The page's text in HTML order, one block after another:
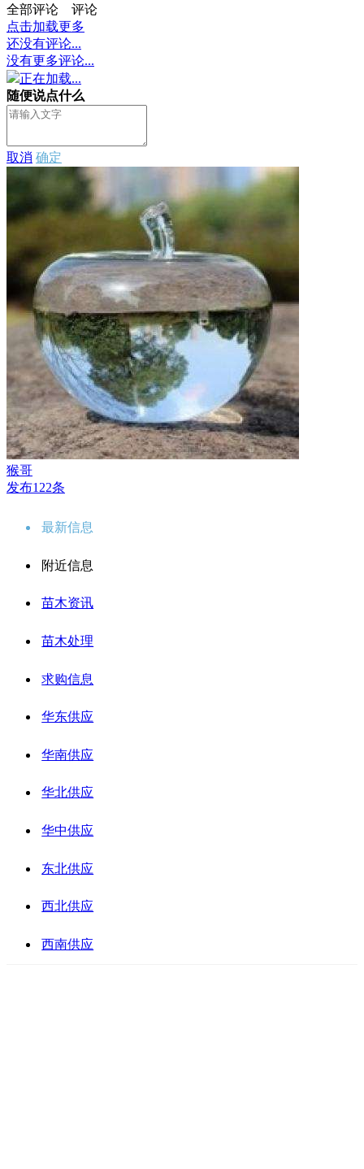
全部评论
评论
点击加载更多
还没有评论...
没有更多评论...
正在加载...
随便说点什么
取消 确定
猴哥
发布122条
最新信息
附近信息
苗木资讯
苗木处理
求购信息
华东供应
华南供应
华北供应
华中供应
东北供应
西北供应
西南供应